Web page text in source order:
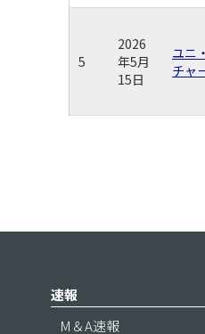
5
2026
年5月
15日
ユニ・
チャ
速報
M＆A速報